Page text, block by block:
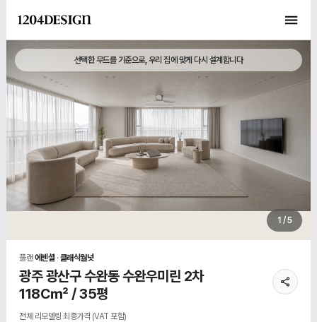
선택한 무드를 기준으로, 우리 집에 맞게 다시 설계합니다
1 / 5
플랜에센셜 · 클래식월넛
광주 광산구 수완동 수완우미린 2차
118C㎡ / 35평
전체 리모델링 최종가격 (VAT 포함)